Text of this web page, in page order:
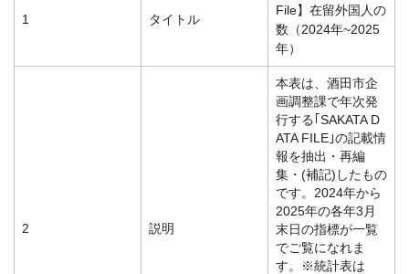
1 タイトル
File】在留外国人の
数（2024年~2025
年）
2 説明
本表は、酒田市企
画調整課で年次発
行する｢SAKATA D
ATA FILE｣の記載情
報を抽出・再編
集・(補記)したもの
です。2024年から
2025年の各年3月
末日の指標が一覧
でご覧になれま
す。※統計表は